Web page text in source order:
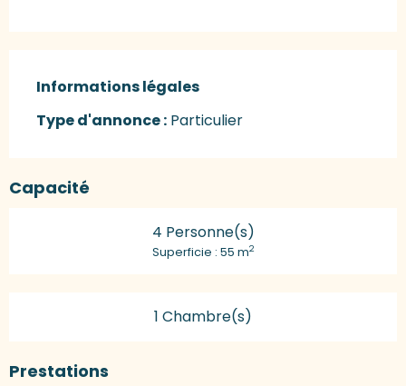
Informations légales
Informations légales
Type d'annonce : Particulier
Capacité
4 Personne(s)
Superficie : 55 m2
1 Chambre(s)
Prestations